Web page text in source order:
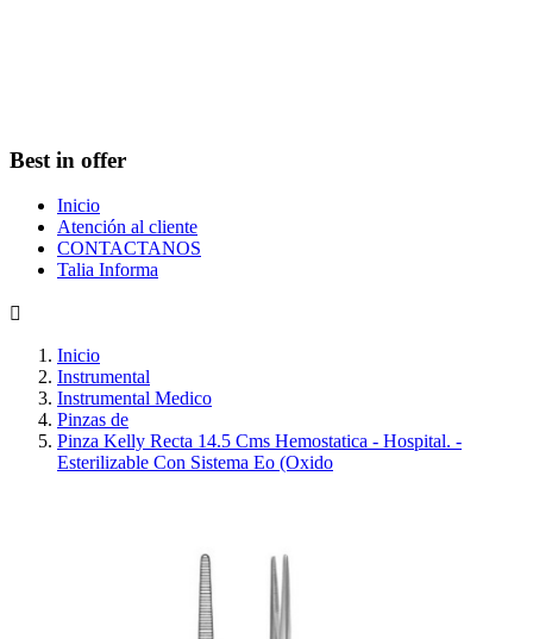
Best in offer
Inicio
Atención al cliente
CONTACTANOS
Talia Informa

Inicio
Instrumental
Instrumental Medico
Pinzas de
Pinza Kelly Recta 14.5 Cms Hemostatica - Hospital. -
Esterilizable Con Sistema Eo (Oxido